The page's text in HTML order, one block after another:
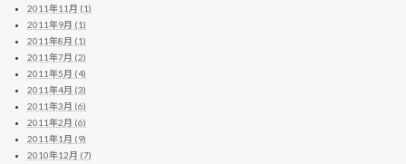
2011年11月 (1)
2011年9月 (1)
2011年8月 (1)
2011年7月 (2)
2011年5月 (4)
2011年4月 (3)
2011年3月 (6)
2011年2月 (6)
2011年1月 (9)
2010年12月 (7)